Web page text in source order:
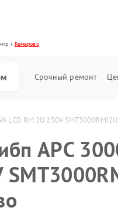
г.Кемерово
Срочный ремонт
LCD RM 2U 230V
APC